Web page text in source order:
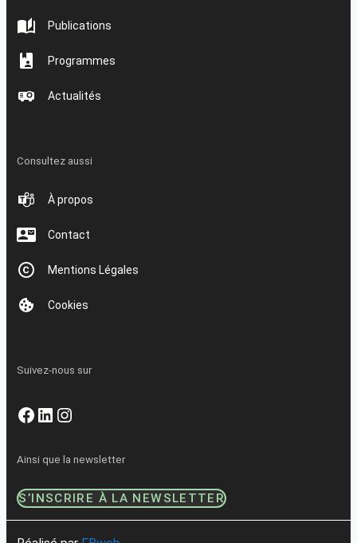
Publications
Programmes
Actualités
Consultez aussi
À propos
Contact
Mentions Légales
Cookies
Suivez-nous sur
Facebook
LinkedIn
Instagram
Ainsi que la newsletter
S’INSCRIRE À LA NEWSLETTER